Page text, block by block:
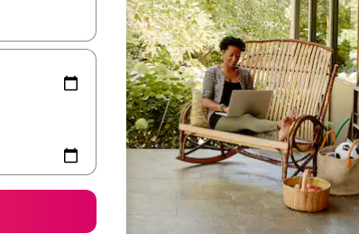
се со копчињата со стрелки нагоре и надолу или